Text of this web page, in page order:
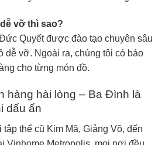
vỡ thì sao?
Quyết được đào tạo chuyên sâu
dễ vỡ. Ngoài ra, chúng tôi có bảo
cho từng món đồ.
hàng hài lòng – Ba Đình là
dấu ấn
thể cũ Kim Mã, Giảng Võ, đến